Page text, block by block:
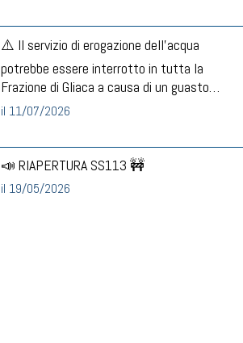
⚠️ Il servizio di erogazione dell’acqua
potrebbe essere interrotto in tutta la
Frazione di Gliaca a causa di un guasto
improvvis...
il 11/07/2026
📣 RIAPERTURA SS113 🚧
il 19/05/2026